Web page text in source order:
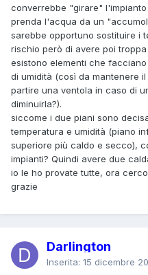
converrebbe "girare"
prenda l'acqua da un
sarebbe opportuno sostituire i
rischio però di avere poi troppa
esistono elementi che
di umidità (così da mantenere
partire una ventola in caso di
diminuirla?).
siccome i due piani sono
temperatura e umidità (piano
superiore più caldo e secco),
impianti? Quindi avere due
io le ho provate tutte, ora
grazie
Darlington
Inserita: 15 dicembre